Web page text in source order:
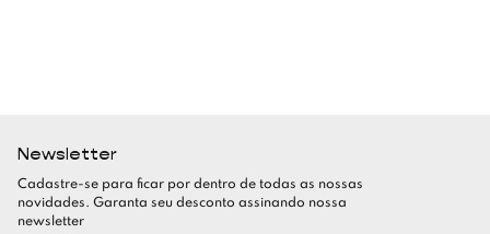
Newsletter
Cadastre-se para ficar por dentro de todas as nossas
novidades. Garanta seu desconto assinando nossa
newsletter